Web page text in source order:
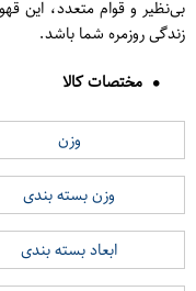
بی‌نظیر و قوام متعدد، این
زندگی روزمره شما باشد.
مختصات کالا
وزن
وزن بسته بندی
ابعاد بسته بندی